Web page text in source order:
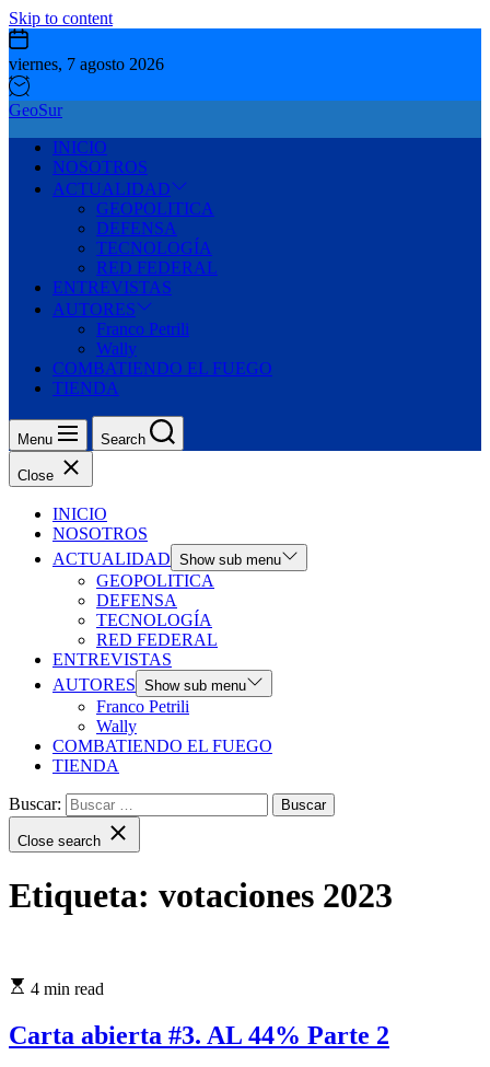
Skip to content
viernes, 7 agosto 2026
GeoSur
INICIO
NOSOTROS
ACTUALIDAD
GEOPOLITICA
DEFENSA
TECNOLOGÍA
RED FEDERAL
ENTREVISTAS
AUTORES
Franco Petrili
Wally
COMBATIENDO EL FUEGO
TIENDA
Menu Search
Close
INICIO
NOSOTROS
ACTUALIDAD Show sub menu
GEOPOLITICA
DEFENSA
TECNOLOGÍA
RED FEDERAL
ENTREVISTAS
AUTORES Show sub menu
Franco Petrili
Wally
COMBATIENDO EL FUEGO
TIENDA
Buscar:
Close search
Etiqueta: votaciones 2023
4 min read
Carta abierta #3. AL 44% Parte 2